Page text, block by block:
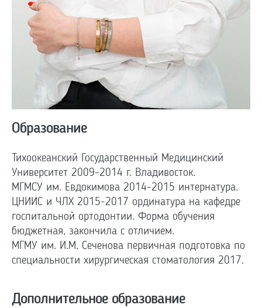
Образование
Тихоокеанский Государственный Медицинский
Университет 2009-2014 г. Владивосток.
МГМСУ им. Евдокимова 2014-2015 интернатура.
ЦНИИС и ЧЛХ 2015-2017 ординатура на кафедре
госпитальной ортодонтии. Форма обучения
бюджетная, закончила с отличием.
МГМУ им. И.М. Сеченова первичная подготовка по
специальности хирургическая стоматология 2017.
Дополнительное образование